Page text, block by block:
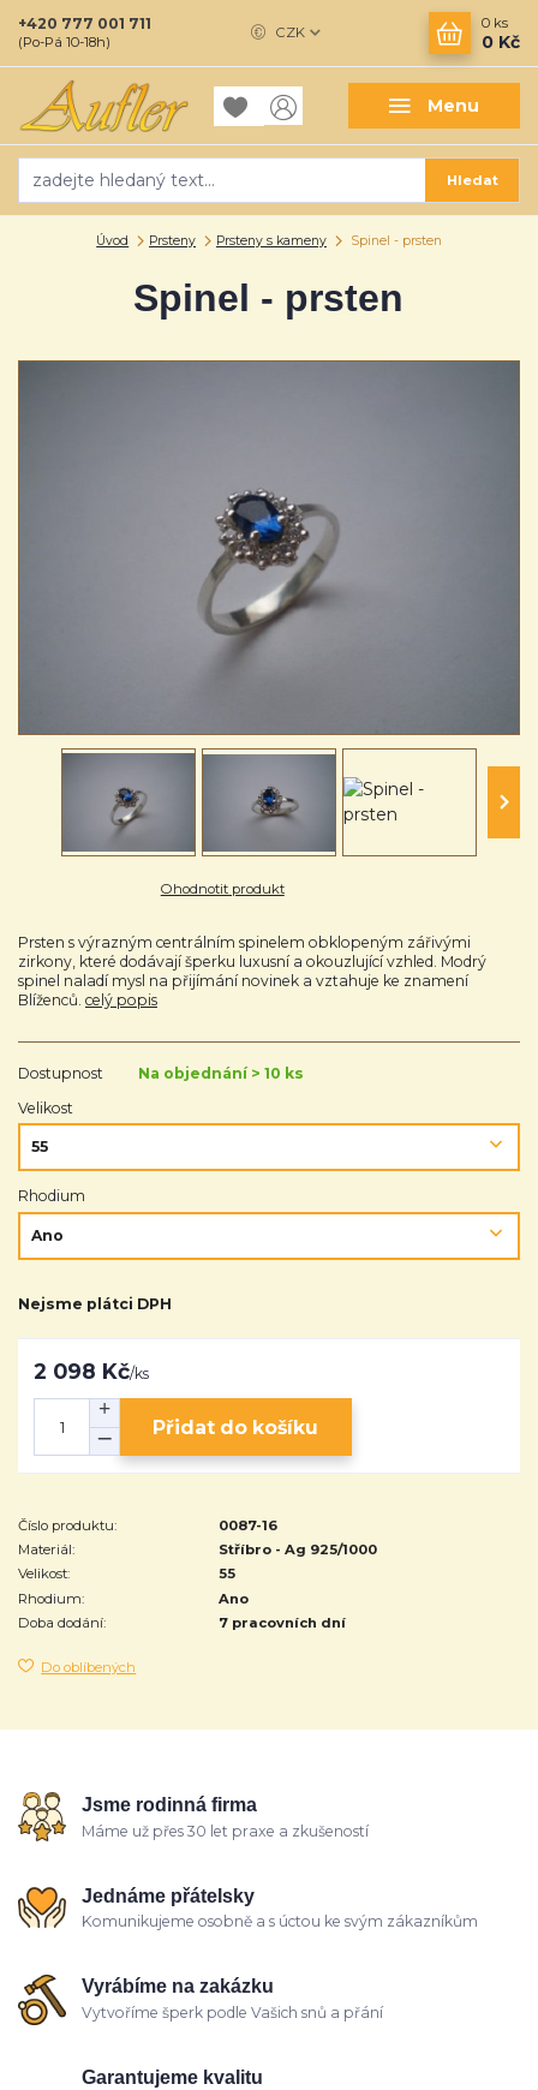
Menu
CZK
Hledat
+420 777 001 711
(Po-Pá 10-18h)
0 ks
0 Kč
Úvod Prsteny Prsteny s kameny Spinel - prsten
Spinel - prsten
Ohodnotit produkt
Prsten s výrazným centrálním spinelem obklopeným zářivými
zirkony, které dodávají šperku luxusní a okouzlující vzhled. Modrý
spinel naladí mysl na přijímání novinek a vztahuje ke znamení
Blíženců. celý popis
Dostupnost
Na objednání > 10 ks
Velikost
Rhodium
Nejsme plátci DPH
2 098 Kč/ks
Přidat do košíku
Číslo produktu:
0087-16
Materiál:
Stříbro - Ag 925/1000
Velikost:
55
Rhodium:
Ano
Doba dodání:
7 pracovních dní
Do oblíbených
Jsme rodinná firma
Máme už přes 30 let praxe a zkušeností
Jednáme přátelsky
Komunikujeme osobně a s úctou ke svým zákazníkům
Vyrábíme na zakázku
Vytvoříme šperk podle Vašich snů a přání
Garantujeme kvalitu